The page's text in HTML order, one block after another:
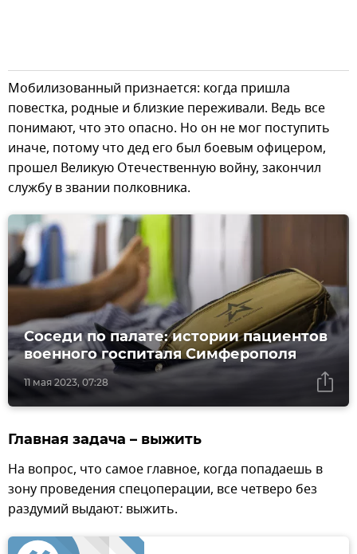
Мобилизованный признается: когда пришла
повестка, родные и близкие переживали. Ведь все
понимают, что это опасно. Но он не мог поступить
иначе, потому что дед его был боевым офицером,
прошел Великую Отечественную войну, закончил
службу в звании полковника.
11 мая 2023, 07:28
Соседи по палате: истории пациентов
военного госпиталя Симферополя
Главная задача – выжить
На вопрос, что самое главное, когда попадаешь в
зону проведения спецоперации, все четверо без
раздумий выдают: выжить.